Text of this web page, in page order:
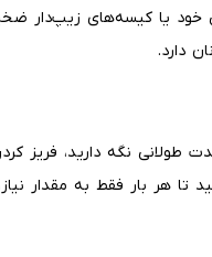
یا کیسه‌های زیپ‌دار
دارد.
طولانی نگه دارید، فریز
تا هر بار فقط به مقدار